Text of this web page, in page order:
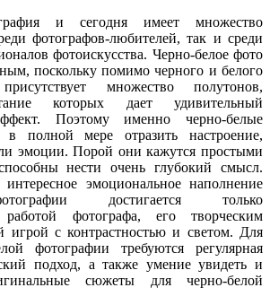
и сегодня имеет множество
фотографов-любителей, так и среди
фотоискусства. Черно-белое фото
поскольку помимо черного и белого
множество полутонов,
которых дает удивительный
Поэтому именно черно-белые
в полной мере отразить настроение,
эмоции. Порой они кажутся простыми
нести очень глубокий смысл.
эмоциональное наполнение
достигается только
работой фотографа, его творческим
с контрастностью и светом. Для
фотографии требуются регулярная
подход, а также умение увидеть и
сюжеты для черно-белой